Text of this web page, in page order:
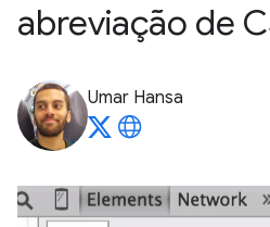
abreviação de
Umar Hansa